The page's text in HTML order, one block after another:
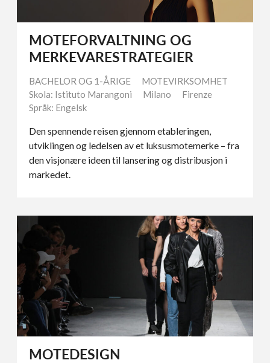
MOTEFORVALTNING OG
MERKEVARESTRATEGIER
BACHELOR OG 1-ÅRIGE
MOTEVIRKSOMHET
Skola: Istituto Marangoni
Milano
Firenze
Språk: Engelsk
Den spennende reisen gjennom etableringen,
utviklingen og ledelsen av et luksusmotemerke – fra
den visjonære ideen til lansering og distribusjon i
markedet.
MOTEDESIGN